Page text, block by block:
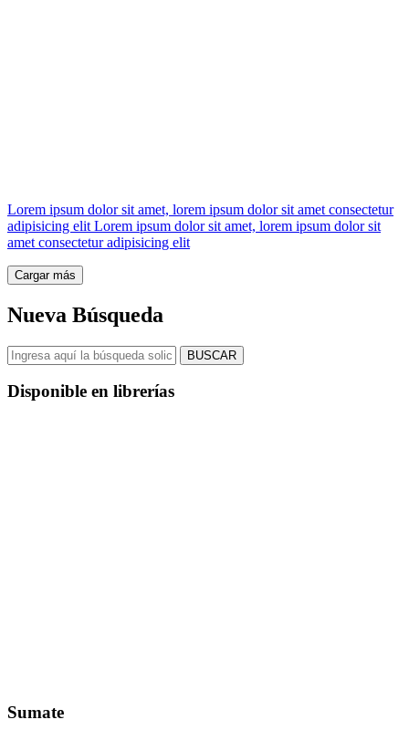
Lorem ipsum dolor sit amet, lorem ipsum dolor sit amet consectetur
adipisicing elit Lorem ipsum dolor sit amet, lorem ipsum dolor sit
amet consectetur adipisicing elit
Cargar más
Nueva Búsqueda
BUSCAR
Disponible en librerías
Sumate